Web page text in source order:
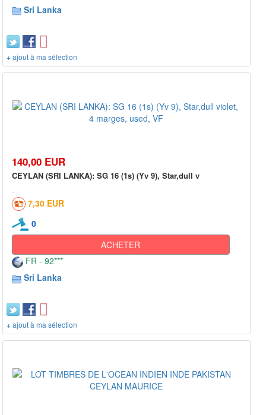
Sri Lanka
+ ajout à ma sélection
140,00 EUR
CEYLAN (SRI LANKA): SG 16 (1s) (Yv 9), Star,dull v
7,30 EUR
0
ACHETER
FR - 92***
Sri Lanka
+ ajout à ma sélection